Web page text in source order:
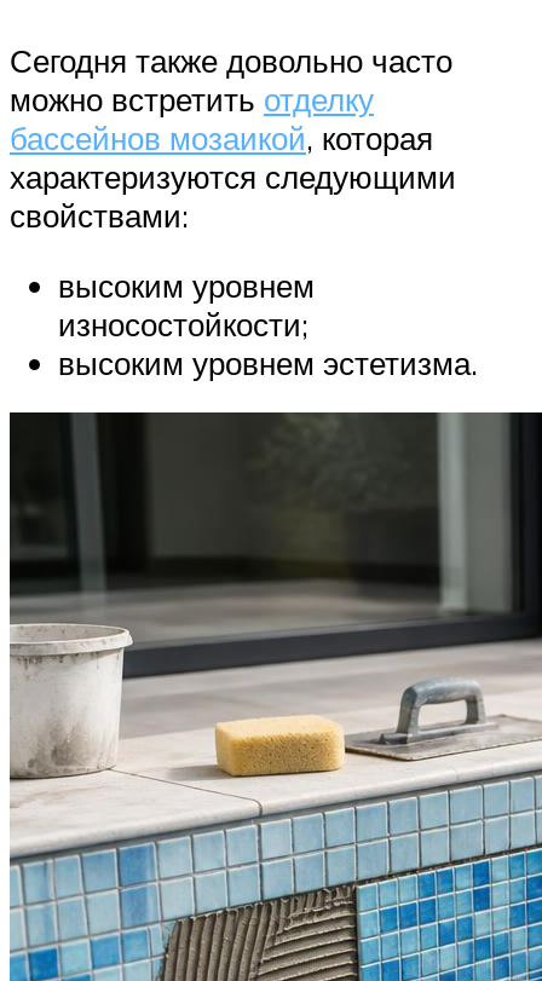
Сегодня также довольно часто
можно встретить отделку
бассейнов мозаикой, которая
характеризуются следующими
свойствами:
высоким уровнем
износостойкости;
высоким уровнем эстетизма.